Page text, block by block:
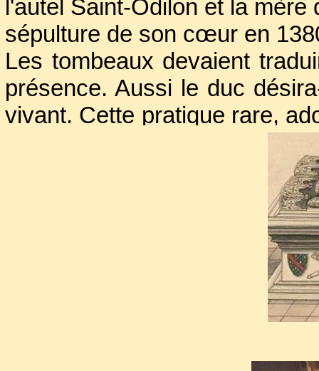
mariage de son fils,Jean de
prépara le rattachement de
fut le changement de
apanage royal, donc
masculine.En même temps,
ensemble sans unité
ecclésiastique (car
véritable espace politique
efficace créée sur le modèle
Moulins prit rang de
par Louis II et sa collégiale
prieuré clunisien de
l'autel Saint-Odilon et la mère
sépulture de son cœur en
Les tombeaux devaient
présence. Aussi le duc
vivant. Cette pratique rare,
permettait d'affirmer son
Le choix d'une église du
politique de reprise en
valut à Louis II de recevoir
de confier sa dépouille et